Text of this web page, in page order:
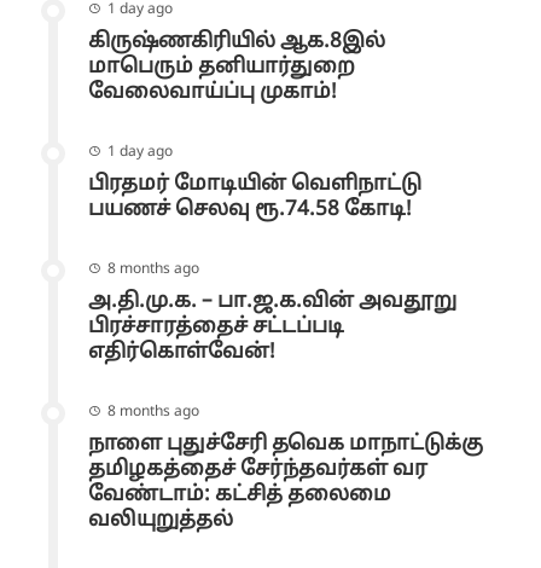
1 day ago
கிருஷ்ணகிரியில் ஆக.8இல்
மாபெரும் தனியார்துறை
வேலைவாய்ப்பு முகாம்!
1 day ago
பிரதமர் மோடியின் வெளிநாட்டு
பயணச் செலவு ரூ.74.58 கோடி!
8 months ago
அ.தி.மு.க. – பா.ஜ.க.வின் அவதூறு
பிரச்சாரத்தைச் சட்டப்படி
எதிர்கொள்வேன்!
8 months ago
நாளை புதுச்சேரி தவெக மாநாட்டுக்கு
தமிழகத்தைச் சேர்ந்தவர்கள் வர
வேண்டாம்: கட்சித் தலைமை
வலியுறுத்தல்